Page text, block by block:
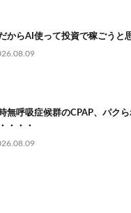
からAI使って投資で稼ごうと
無呼吸症候群のCPAP、パク
・・・